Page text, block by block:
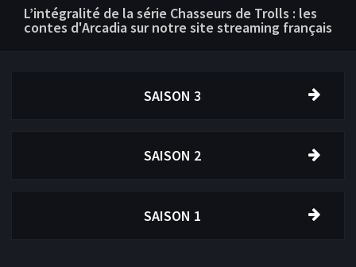
L’intégralité de la série Chasseurs de Trolls : les
contes d'Arcadia sur notre site streaming français
SAISON 3
SAISON 2
SAISON 1